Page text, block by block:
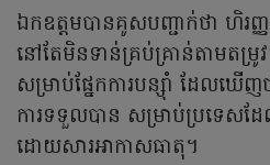
ឯកឧត្តមបានគូសបញ្ជាក់ថា ហិរញ្ញ
នៅតែមិនទាន់គ្រប់គ្រាន់តាមតម្
សម្រាប់ផ្នែកការបន្ស៊ាំ ដែលឃើញ
ការទទួលបាន សម្រាប់ប្រទេសដ
ដោយសារអាកាសធាតុ។